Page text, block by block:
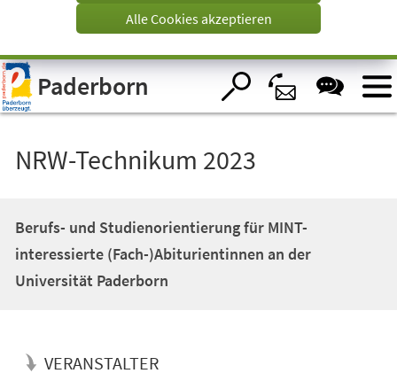
Visuelle
Assistenzsoftware
öffnen.
Alle Cookies akzeptieren
Paderborn
NRW-Technikum 2023
Berufs- und Studienorientierung für MINT-
interessierte (Fach-)Abiturientinnen an der
Universität Paderborn
VERANSTALTER